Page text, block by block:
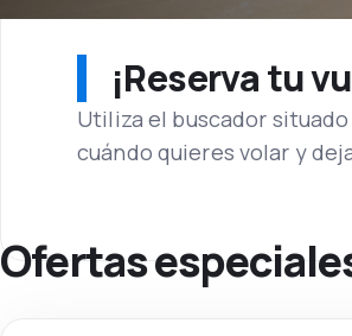
¡Reserva tu
Utiliza el buscador
cuándo quieres volar y
Ofertas